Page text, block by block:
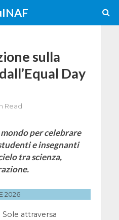
sulla
Day
Read
per celebrare
e insegnanti
tra scienza,
2026
attraversa